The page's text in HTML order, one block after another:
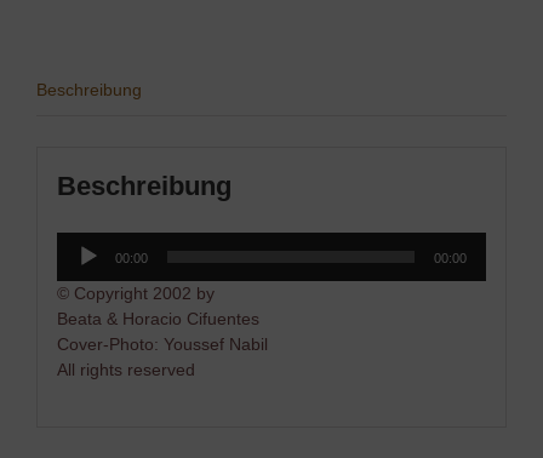
Beschreibung
Beschreibung
Audio-
Player
00:00 00:00
© Copyright 2002 by
Beata & Horacio Cifuentes
Cover-Photo: Youssef Nabil
All rights reserved